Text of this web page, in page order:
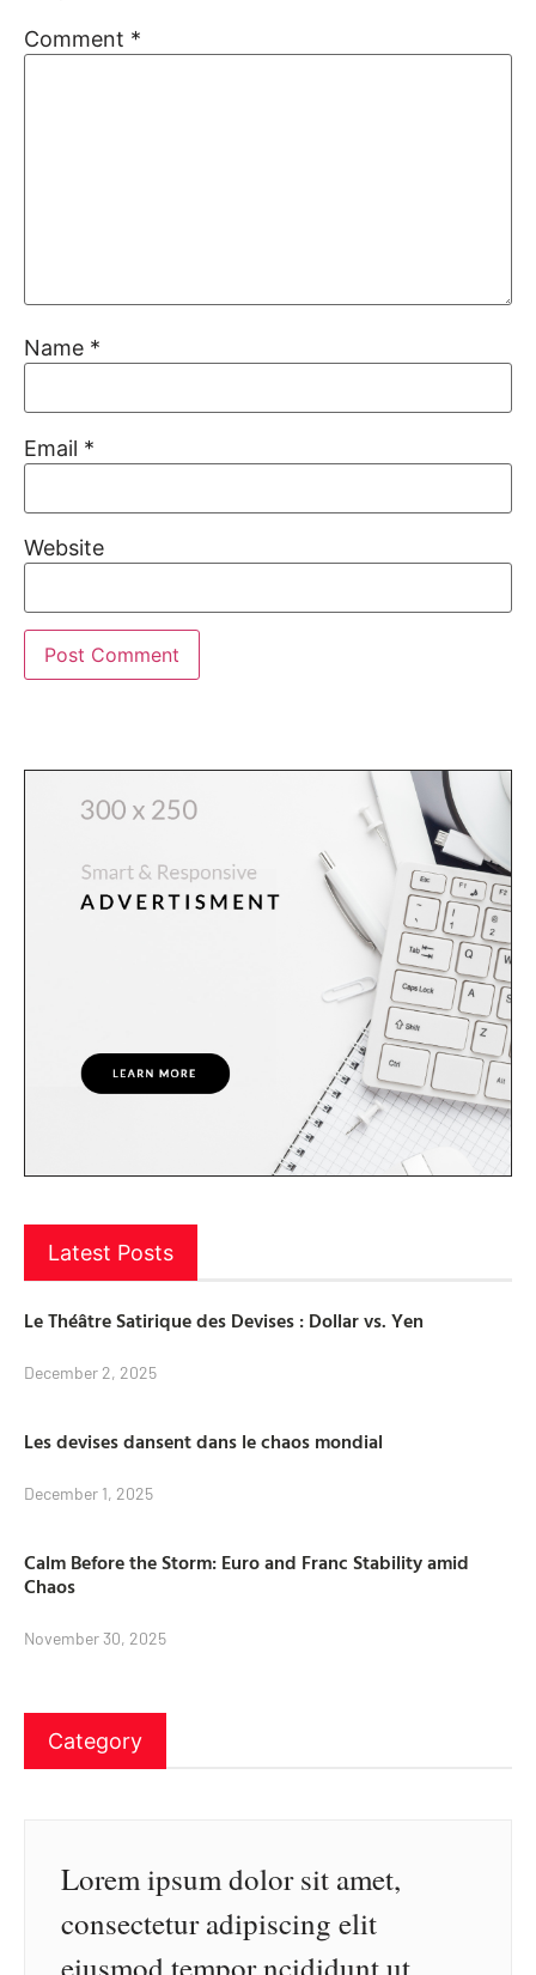
Comment *
Name *
Email *
Website
Latest Posts
Le Théâtre Satirique des Devises : Dollar vs. Yen
December 2, 2025
Les devises dansent dans le chaos mondial
December 1, 2025
Calm Before the Storm: Euro and Franc Stability amid
Chaos
November 30, 2025
Category
Lorem ipsum dolor sit amet,
consectetur adipiscing elit